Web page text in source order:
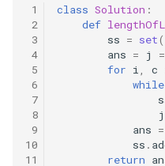
31. 下一个排列
32. 最长有效括号
33. 搜索旋转排序数组
34. 在排序数组中查找元素
第一个和最后一个位置
32.3. 从上到下打印二叉树
33. 二叉搜索树的后序遍历
34. 二叉树中和为某一值的
4.10. 检查子树
4.12. 求和路径
5.1. 插入
5.2. 二进制数转字符串
1
2
3
4
5
6
7
8
9
10
11
class Solution :
def
ss = set
ans = j =
for i, c
while
j
ans =
ss .
return